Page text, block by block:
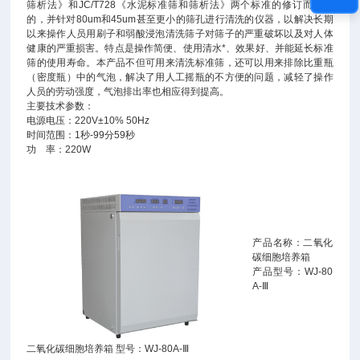
筛析法》和JC/T728《水泥标准筛和筛析法》两个标准的修订而开发
的，并针对80um和45um甚至更小的筛孔进行清洗的仪器，以解决长期
以来操作人员用刷子和弱酸浸泡清洗筛子对筛子的严重破坏以及对人体
健康的严重损害。特点是操作简便、使用清水*、效果好、并能延长标准
筛的使用寿命。本产品不但可用来清洗标准筛，还可以用来排除比重瓶
（密度瓶）中的气泡，解决了用人工摇瓶的不方便的问题，减轻了操作
人员的劳动强度，气泡排出率也相应得到提高。
主要技术参数：
电源电压：220V±10% 50Hz
时间范围：1秒-99分59秒
功 率：220W
产品名称：二氧化
碳细胞培养箱
产品型号：WJ-80
A-Ⅲ
二氧化碳细胞培养箱 型号：WJ-80A-Ⅲ